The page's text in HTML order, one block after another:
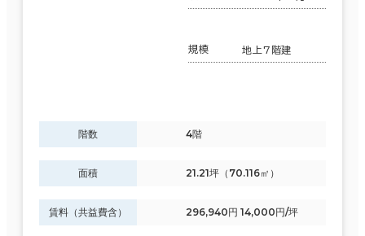
規模 地上7階建
階数 4階
面積 21.21坪（70.116㎡）
賃料（共益費含） 296,940円 14,000円/坪